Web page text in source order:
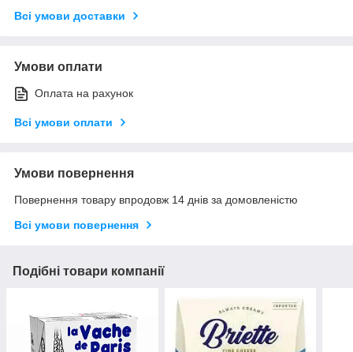
Всі умови доставки
Умови оплати
Оплата на рахунок
Всі умови оплати
Умови повернення
Повернення товару впродовж 14 днів за домовленістю
Всі умови повернення
Подібні товари компанії